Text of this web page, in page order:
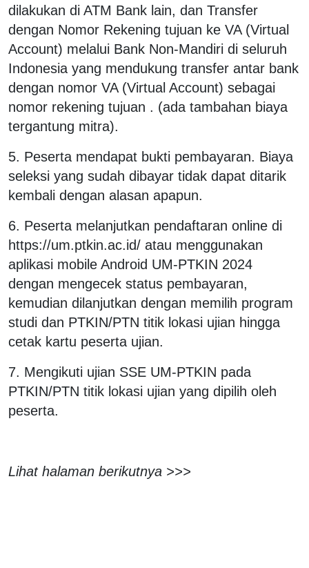
dilakukan di ATM Bank lain, dan Transfer
dengan Nomor Rekening tujuan ke VA (Virtual
Account) melalui Bank Non-Mandiri di seluruh
Indonesia yang mendukung transfer antar bank
dengan nomor VA (Virtual Account) sebagai
nomor rekening tujuan . (ada tambahan biaya
tergantung mitra).
5. Peserta mendapat bukti pembayaran. Biaya
seleksi yang sudah dibayar tidak dapat ditarik
kembali dengan alasan apapun.
6. Peserta melanjutkan pendaftaran online di
https://um.ptkin.ac.id/ atau menggunakan
aplikasi mobile Android UM-PTKIN 2024
dengan mengecek status pembayaran,
kemudian dilanjutkan dengan memilih program
studi dan PTKIN/PTN titik lokasi ujian hingga
cetak kartu peserta ujian.
7. Mengikuti ujian SSE UM-PTKIN pada
PTKIN/PTN titik lokasi ujian yang dipilih oleh
peserta.
Lihat halaman berikutnya >>>